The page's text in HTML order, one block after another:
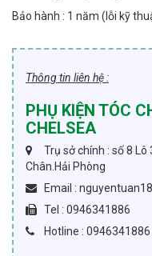
Bảo hành : 1 năm (lỗi kỹ
Thông tin liên hệ :
PHỤ KIỆN TÓC
CHELSEA
Trụ sở chính : số 8 Lô
Chân.Hải Phòng
Email :
Tel : 0946341886
Hotline : 0946341886